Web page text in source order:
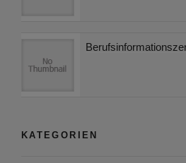
KATEGORIEN